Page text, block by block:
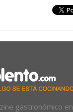
gastronómico